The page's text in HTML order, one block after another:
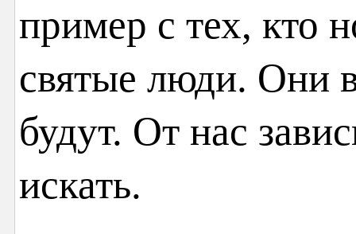
пример с тех, кто
святые люди. Они
будут. От нас
искать.